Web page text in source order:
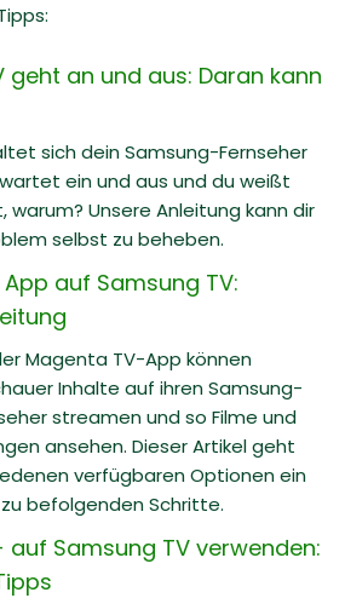
geht an und aus: Daran kann
sich dein Samsung-Fernseher
ein und aus und du weißt
warum? Unsere Anleitung kann dir
selbst zu beheben.
auf Samsung TV:
Magenta TV-App können
Inhalte auf ihren Samsung-
streamen und so Filme und
ansehen. Dieser Artikel geht
verfügbaren Optionen ein
befolgenden Schritte.
Samsung TV verwenden: